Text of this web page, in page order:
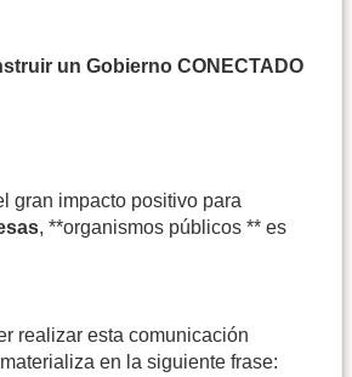
un Gobierno CONECTADO
gran impacto positivo para
, **organismos públicos ** es
realizar esta comunicación
en la siguiente frase: